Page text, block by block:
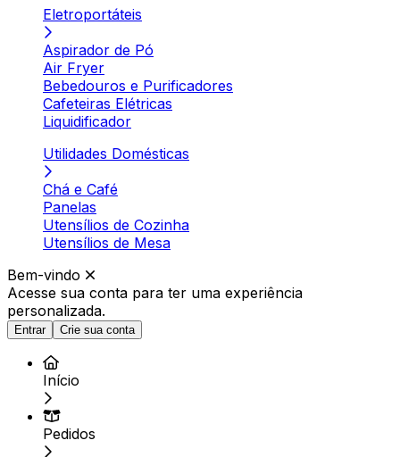
Eletroportáteis
Aspirador de Pó
Air Fryer
Bebedouros e Purificadores
Cafeteiras Elétricas
Liquidificador
Utilidades Domésticas
Chá e Café
Panelas
Utensílios de Cozinha
Utensílios de Mesa
Bem-vindo
Acesse sua conta para ter uma experiência
personalizada.
Entrar Crie sua conta
Início
Pedidos